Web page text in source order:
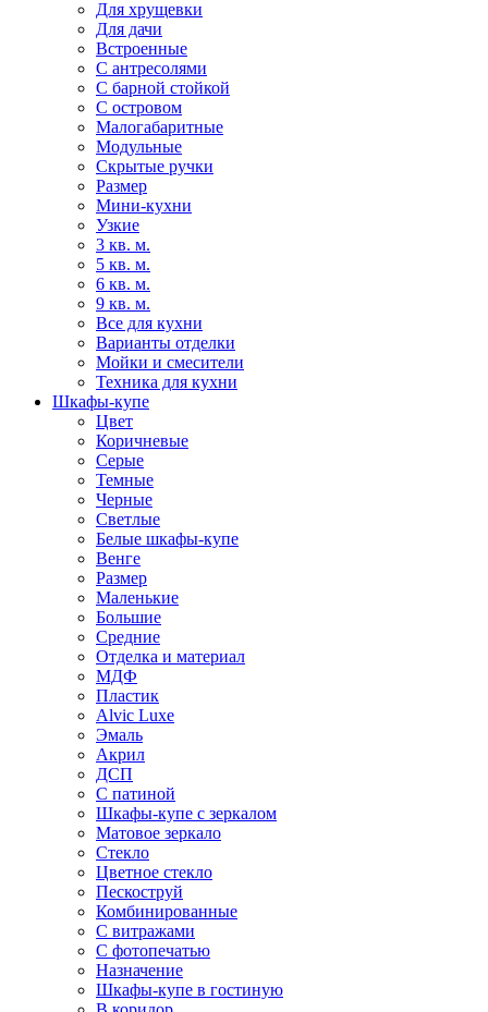
Для хрущевки
Для дачи
Встроенные
С антресолями
С барной стойкой
С островом
Малогабаритные
Модульные
Скрытые ручки
Размер
Мини-кухни
Узкие
3 кв. м.
5 кв. м.
6 кв. м.
9 кв. м.
Все для кухни
Варианты отделки
Мойки и смесители
Техника для кухни
Шкафы-купе
Цвет
Коричневые
Серые
Темные
Черные
Светлые
Белые шкафы-купе
Венге
Размер
Маленькие
Большие
Средние
Отделка и материал
МДФ
Пластик
Alvic Luxe
Эмаль
Акрил
ДСП
С патиной
Шкафы-купе с зеркалом
Матовое зеркало
Стекло
Цветное стекло
Пескоструй
Комбинированные
С витражами
С фотопечатью
Назначение
Шкафы-купе в гостиную